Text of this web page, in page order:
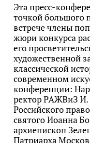
Эта пресс-
точкой большого
встрече члены
жюри конкурса
его
художественной
классической
современном
конференции:
ректор РАЖВиЗ И.
Российского
святого Иоанна
архиепископ
Патриарха